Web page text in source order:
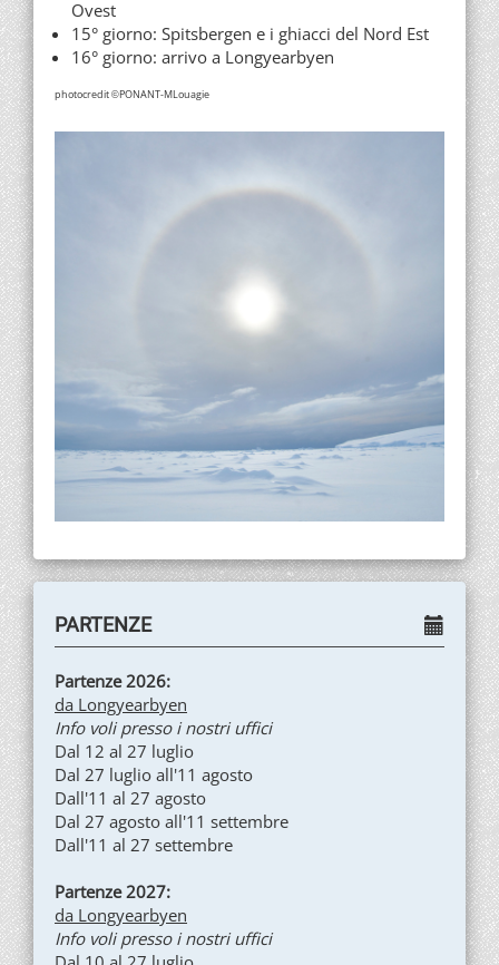
Ovest
15° giorno: Spitsbergen e i ghiacci del Nord Est
16° giorno: arrivo a Longyearbyen
photocredit ©PONANT-MLouagie
PARTENZE
Partenze 2026:
da Longyearbyen
Info voli presso i nostri uffici
Dal 12 al 27 luglio
Dal 27 luglio all'11 agosto
Dall'11 al 27 agosto
Dal 27 agosto all'11 settembre
Dall'11 al 27 settembre
Partenze 2027:
da Longyearbyen
Info voli presso i nostri uffici